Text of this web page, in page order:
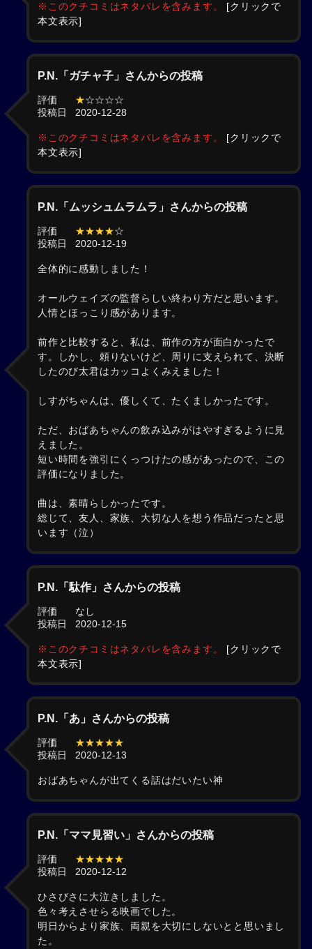
※このクチコミはネタバレを含みます。
[クリックで
本文表示]
P.N.「ガチャ子」さんからの投稿
評価 ★☆☆☆☆
投稿日
2020-12-28
※このクチコミはネタバレを含みます。
[クリックで
本文表示]
P.N.「ムッシュムラムラ」さんからの投稿
評価 ★★★★☆
投稿日
2020-12-19
全体的に感動しました！
オールウェイズの監督らしい終わり方だと思います。
人情とほっこり感があります。
前作と比較すると、私は、前作の方が面白かったで
す。しかし、頼りないけど、周りに支えられて、決断
したのび太君はカッコよくみえました！
しすがちゃんは、優しくて、たくましかったです。
ただ、おばあちゃんの飲み込みがはやすぎるように見
えました。
短い時間を強引にくっつけたの感があったので、この
評価になりました。
曲は、素晴らしかったです。
総じて、友人、家族、大切な人を想う作品だったと思
います（泣）
P.N.「駄作」さんからの投稿
評価
なし
投稿日
2020-12-15
※このクチコミはネタバレを含みます。
[クリックで
本文表示]
P.N.「あ」さんからの投稿
評価
★★★★★
投稿日
2020-12-13
おばあちゃんが出てくる話はだいたい神
P.N.「ママ見習い」さんからの投稿
評価
★★★★★
投稿日
2020-12-12
ひさびさに大泣きしました。
色々考えさせらる映画でした。
明日からより家族、両親を大切にしないとと思いまし
た。